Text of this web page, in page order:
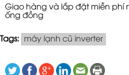
Giao hàng và lắp đặt miễn phí
ống đồng
Tags: máy lạnh cũ inverter